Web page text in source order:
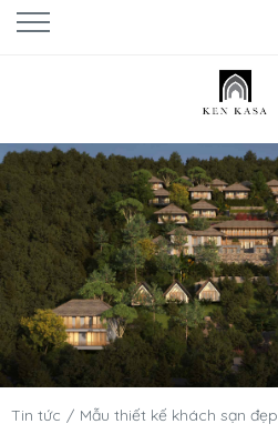
Tin tức Mẫu thiết kế khách sạn đẹp